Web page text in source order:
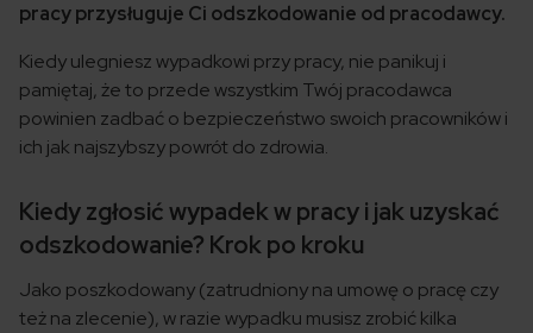
pracy przysługuje Ci odszkodowanie od pracodawcy.
Kiedy ulegniesz wypadkowi przy pracy, nie panikuj i
pamiętaj, że to przede wszystkim Twój pracodawca
powinien zadbać o bezpieczeństwo swoich pracowników i
ich jak najszybszy powrót do zdrowia.
Kiedy zgłosić wypadek w pracy i jak uzyskać
odszkodowanie? Krok po kroku
Jako poszkodowany (zatrudniony na umowę o pracę czy
też na zlecenie), w razie wypadku musisz zrobić kilka